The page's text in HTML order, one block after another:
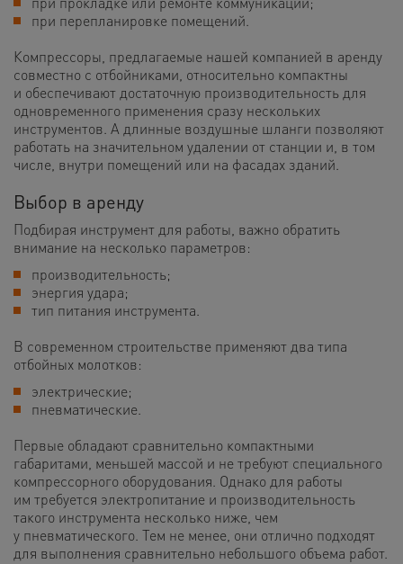
при перепланировке помещений.
Компрессоры, предлагаемые нашей компанией в аренду
совместно с отбойниками, относительно компактны
и обеспечивают достаточную производительность для
одновременного применения сразу нескольких
инструментов. А длинные воздушные шланги позволяют
работать на значительном удалении от станции и, в том
числе, внутри помещений или на фасадах зданий.
Выбор в аренду
Подбирая инструмент для работы, важно обратить
внимание на несколько параметров:
производительность;
энергия удара;
тип питания инструмента.
В современном строительстве применяют два типа
отбойных молотков:
электрические;
пневматические.
Первые обладают сравнительно компактными
габаритами, меньшей массой и не требуют специального
компрессорного оборудования. Однако для работы
им требуется электропитание и производительность
такого инструмента несколько ниже, чем
у пневматического. Тем не менее, они отлично подходят
для выполнения сравнительно небольшого объема работ.